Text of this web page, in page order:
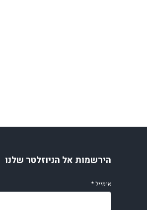
הירשמות אל הניוזלטר שלנו
אימייל*